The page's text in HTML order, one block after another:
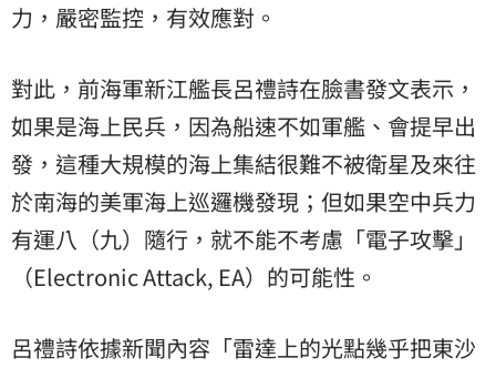
力，嚴密監控，有效應對。
對此，前海軍新江艦長呂禮詩在臉書發文表示，
如果是海上民兵，因為船速不如軍艦、會提早出
發，這種大規模的海上集結很難不被衛星及來往
於南海的美軍海上巡邏機發現；但如果空中兵力
有運八（九）隨行，就不能不考慮「電子攻擊」
（Electronic Attack, EA）的可能性。
呂禮詩依據新聞內容「雷達上的光點幾乎把東沙